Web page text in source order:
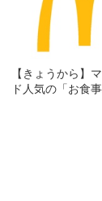
【きょうから】
ド人気の「お食
年も登場、熱々